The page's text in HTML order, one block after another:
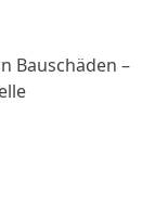
Bauschäden –